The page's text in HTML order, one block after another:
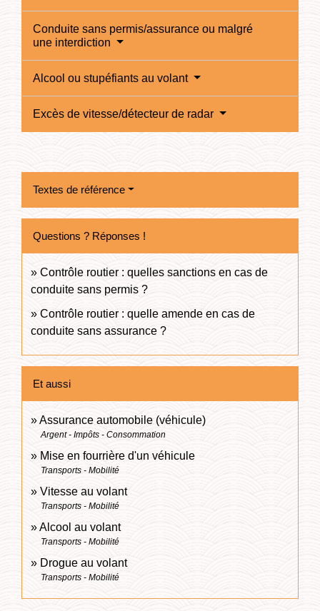
Conduite sans permis/assurance ou malgré
une interdiction
Alcool ou stupéfiants au volant
Excès de vitesse/détecteur de radar
Textes de référence
Questions ? Réponses !
Contrôle routier : quelles sanctions en cas de
conduite sans permis ?
Contrôle routier : quelle amende en cas de
conduite sans assurance ?
Et aussi
Assurance automobile (véhicule)
Argent - Impôts - Consommation
Mise en fourrière d'un véhicule
Transports - Mobilité
Vitesse au volant
Transports - Mobilité
Alcool au volant
Transports - Mobilité
Drogue au volant
Transports - Mobilité